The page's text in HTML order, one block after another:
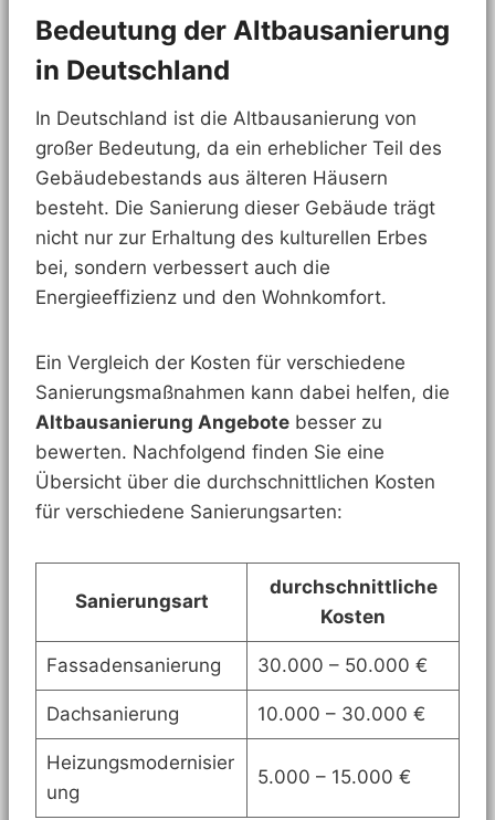
Bedeutung der Altbausanierung
in Deutschland
In Deutschland ist die Altbausanierung von
großer Bedeutung, da ein erheblicher Teil des
Gebäudebestands aus älteren Häusern
besteht. Die Sanierung dieser Gebäude trägt
nicht nur zur Erhaltung des kulturellen Erbes
bei, sondern verbessert auch die
Energieeffizienz und den Wohnkomfort.
Ein Vergleich der Kosten für verschiedene
Sanierungsmaßnahmen kann dabei helfen, die
Altbausanierung Angebote besser zu
bewerten. Nachfolgend finden Sie eine
Übersicht über die durchschnittlichen Kosten
für verschiedene Sanierungsarten:
Sanierungsart
durchschnittliche
Kosten
Fassadensanierung 30.000 – 50.000 €
Dachsanierung 10.000 – 30.000 €
Heizungsmodernisier
ung
5.000 – 15.000 €